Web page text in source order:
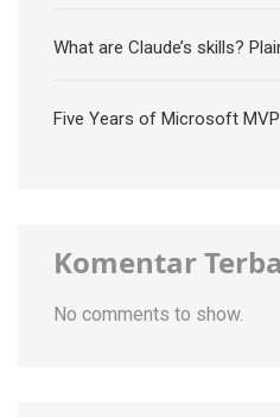
What are Claude’s skills?
Five Years of Microsoft
Komentar
No comments to show.